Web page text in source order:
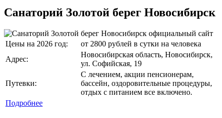
Санаторий Золотой берег Новосибирск
Цены на 2026 год:
от 2800 рублей в сутки на человека
Адрес:
Новосибирская область, Новосибирск,
ул. Софийская, 19
Путевки:
С лечением, акции пенсионерам,
бассейн, оздоровительные процедуры,
отдых с питанием все включено.
Подробнее